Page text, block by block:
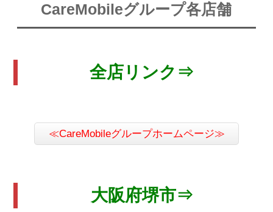
CareMobileグループ各店舗
全店リンク⇒
≪CareMobileグループホームページ≫
大阪府堺市⇒